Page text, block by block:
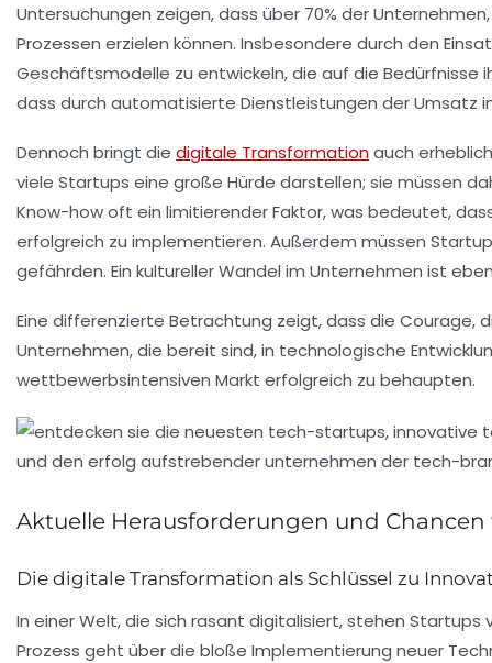
Untersuchungen zeigen, dass über 70% der
Prozessen erzielen können. Insbesondere durch den
Geschäftsmodelle zu entwickeln, die auf die Bedürfnisse
dass durch automatisierte Dienstleistungen der Umsatz
Dennoch bringt die digitale Transformationauch
viele Startups eine große Hürde darstellen; sie müssen
Know-how oft ein limitierender Faktor, was bedeutet,
erfolgreich zu implementieren. Außerdem müssen
gefährden. Ein kultureller Wandel im Unternehmen ist
Eine differenzierte Betrachtung zeigt, dass die Courage,
Unternehmen, die bereit sind, in technologische
wettbewerbsintensiven Markt erfolgreich zu behaupten.
Aktuelle Herausforderungen und Chancen
Die digitale Transformation als Schlüssel zu
In einer Welt, die sich rasant digitalisiert, stehen Startups
Prozess geht über die bloße Implementierung neuer